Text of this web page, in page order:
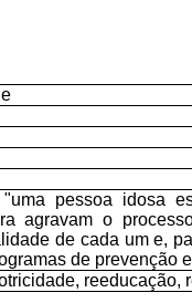
pessoa idosa
agravam o
de cada um e,
de prevenção
reeducação,